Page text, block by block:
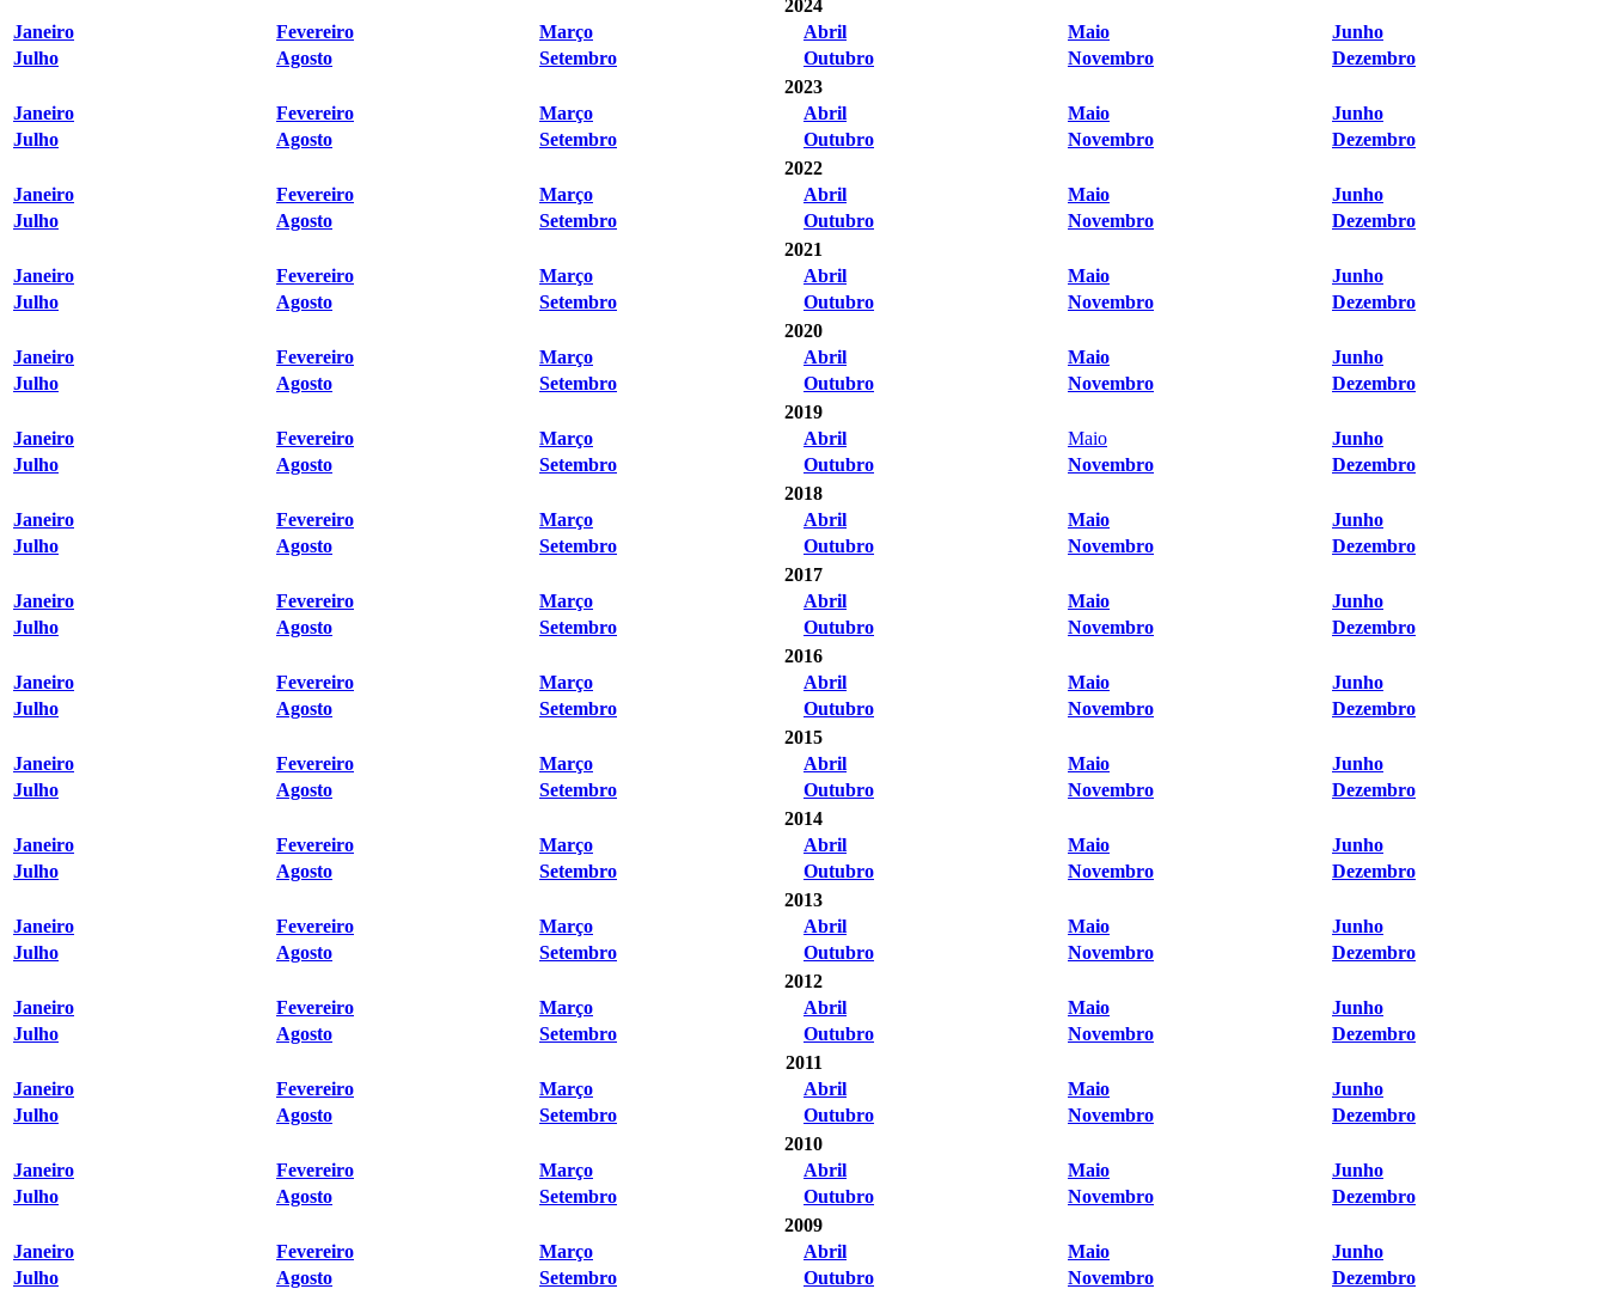
2024
Janeiro
Fevereiro Março Abril Maio
Junho
Julho
Agosto Setembro Outubro Novembro
Dezembro
2023
Janeiro
Fevereiro Março Abril Maio
Junho
Julho
Agosto Setembro Outubro Novembro
Dezembro
2022
Janeiro
Fevereiro Março Abril Maio
Junho
Julho
Agosto Setembro Outubro Novembro
Dezembro
2021
Janeiro
Fevereiro Março Abril Maio
Junho
Julho
Agosto Setembro Outubro Novembro
Dezembro
2020
Janeiro
Fevereiro Março Abril Maio
Junho
Julho
Agosto Setembro Outubro Novembro
Dezembro
2019
Janeiro
Fevereiro Março Abril Maio
Junho
Julho
Agosto Setembro Outubro Novembro
Dezembro
2018
Janeiro
Fevereiro Março Abril Maio
Junho
Julho
Agosto Setembro Outubro Novembro
Dezembro
2017
Janeiro
Fevereiro Março Abril Maio
Junho
Julho
Agosto Setembro Outubro Novembro
Dezembro
2016
Janeiro
Fevereiro Março Abril Maio
Junho
Julho
Agosto Setembro Outubro Novembro
Dezembro
2015
Janeiro
Fevereiro Março Abril Maio
Junho
Julho
Agosto Setembro Outubro Novembro
Dezembro
2014
Janeiro
Fevereiro Março Abril Maio
Junho
Julho
Agosto Setembro Outubro Novembro
Dezembro
2013
Janeiro
Fevereiro Março Abril Maio
Junho
Julho
Agosto Setembro Outubro Novembro
Dezembro
2012
Janeiro
Fevereiro Março Abril Maio
Junho
Julho
Agosto Setembro Outubro Novembro
Dezembro
2011
Janeiro
Fevereiro Março Abril Maio
Junho
Julho
Agosto Setembro Outubro Novembro
Dezembro
2010
Janeiro
Fevereiro Março Abril Maio
Junho
Julho
Agosto Setembro Outubro Novembro
Dezembro
2009
Janeiro
Fevereiro Março Abril Maio
Junho
Julho
Agosto Setembro Outubro Novembro
Dezembro